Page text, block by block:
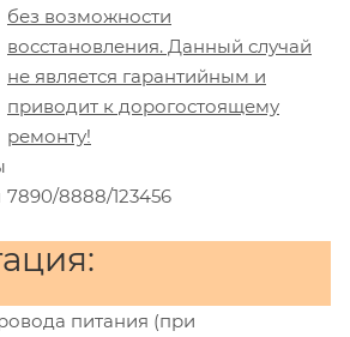
без возможности
восстановления. Данный случай
не является гарантийным и
приводит к дорогостоящему
ремонту!
7890/8888/123456
питания (при